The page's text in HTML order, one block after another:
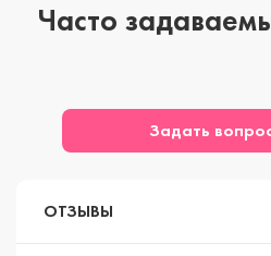
Часто
Задать
ОТЗЫВЫ